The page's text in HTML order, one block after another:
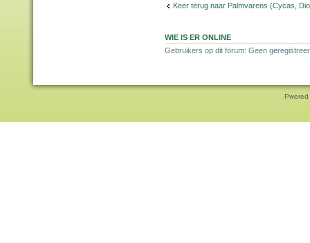
Keer terug naar Palmvarens (Cycas,
WIE IS ER ONLINE
Gebruikers op dit forum: Geen